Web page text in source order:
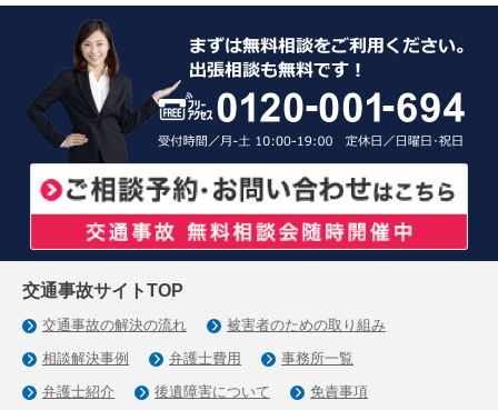
交通事故サイトTOP
交通事故の解決の流れ
被害者のための取り組み
相談解決事例
弁護士費用
事務所一覧
弁護士紹介
後遺障害について
免責事項